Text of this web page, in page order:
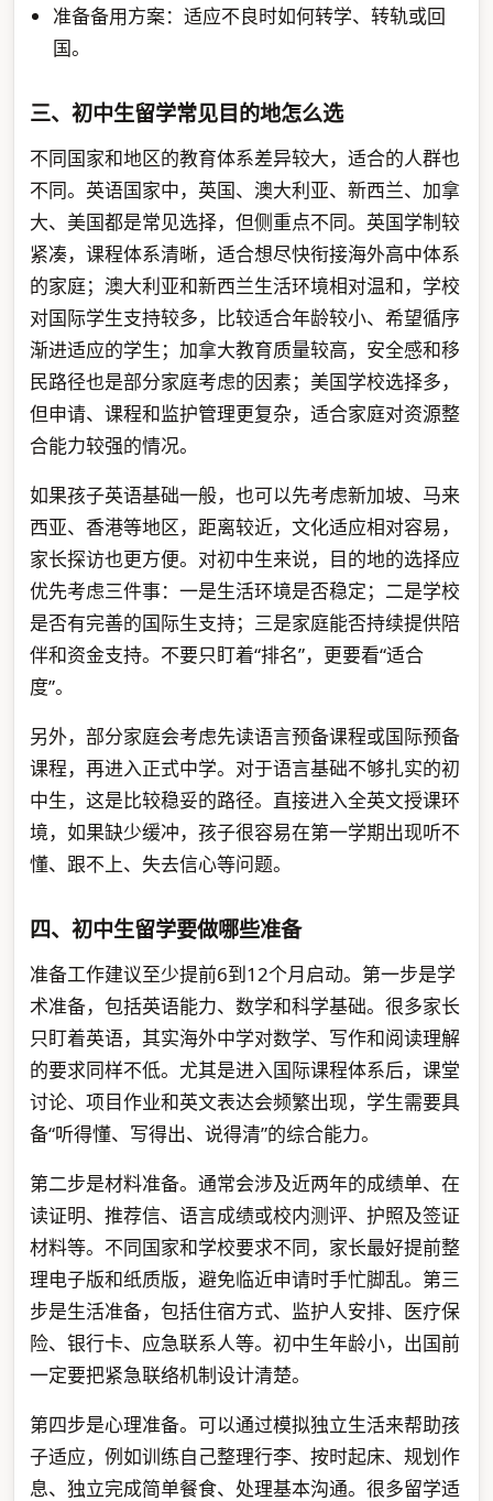
准备备用方案：适应不良时如何转学、转轨或回
国。
三、初中生留学常见目的地怎么选
不同国家和地区的教育体系差异较大，适合的人群也
不同。英语国家中，英国、澳大利亚、新西兰、加拿
大、美国都是常见选择，但侧重点不同。英国学制较
紧凑，课程体系清晰，适合想尽快衔接海外高中体系
的家庭；澳大利亚和新西兰生活环境相对温和，学校
对国际学生支持较多，比较适合年龄较小、希望循序
渐进适应的学生；加拿大教育质量较高，安全感和移
民路径也是部分家庭考虑的因素；美国学校选择多，
但申请、课程和监护管理更复杂，适合家庭对资源整
合能力较强的情况。
如果孩子英语基础一般，也可以先考虑新加坡、马来
西亚、香港等地区，距离较近，文化适应相对容易，
家长探访也更方便。对初中生来说，目的地的选择应
优先考虑三件事：一是生活环境是否稳定；二是学校
是否有完善的国际生支持；三是家庭能否持续提供陪
伴和资金支持。不要只盯着“排名”，更要看“适合
度”。
另外，部分家庭会考虑先读语言预备课程或国际预备
课程，再进入正式中学。对于语言基础不够扎实的初
中生，这是比较稳妥的路径。直接进入全英文授课环
境，如果缺少缓冲，孩子很容易在第一学期出现听不
懂、跟不上、失去信心等问题。
四、初中生留学要做哪些准备
准备工作建议至少提前6到12个月启动。第一步是学
术准备，包括英语能力、数学和科学基础。很多家长
只盯着英语，其实海外中学对数学、写作和阅读理解
的要求同样不低。尤其是进入国际课程体系后，课堂
讨论、项目作业和英文表达会频繁出现，学生需要具
备“听得懂、写得出、说得清”的综合能力。
第二步是材料准备。通常会涉及近两年的成绩单、在
读证明、推荐信、语言成绩或校内测评、护照及签证
材料等。不同国家和学校要求不同，家长最好提前整
理电子版和纸质版，避免临近申请时手忙脚乱。第三
步是生活准备，包括住宿方式、监护人安排、医疗保
险、银行卡、应急联系人等。初中生年龄小，出国前
一定要把紧急联络机制设计清楚。
第四步是心理准备。可以通过模拟独立生活来帮助孩
子适应，例如训练自己整理行李、按时起床、规划作
息、独立完成简单餐食、处理基本沟通。很多留学适